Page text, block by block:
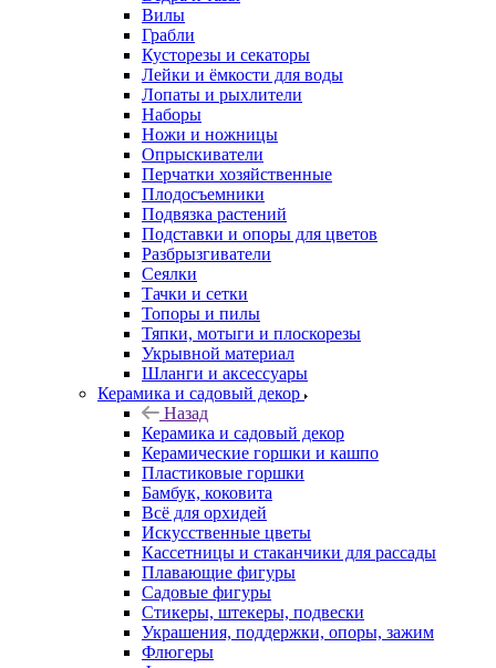
Вилы
Грабли
Кусторезы и секаторы
Лейки и ёмкости для воды
Лопаты и рыхлители
Наборы
Ножи и ножницы
Опрыскиватели
Перчатки хозяйственные
Плодосъемники
Подвязка растений
Подставки и опоры для цветов
Разбрызгиватели
Сеялки
Тачки и сетки
Топоры и пилы
Тяпки, мотыги и плоскорезы
Укрывной материал
Шланги и аксессуары
Керамика и садовый декор
Назад
Керамика и садовый декор
Керамические горшки и кашпо
Пластиковые горшки
Бамбук, коковита
Всё для орхидей
Искусственные цветы
Кассетницы и стаканчики для рассады
Плавающие фигуры
Садовые фигуры
Стикеры, штекеры, подвески
Украшения, поддержки, опоры, зажим
Флюгеры